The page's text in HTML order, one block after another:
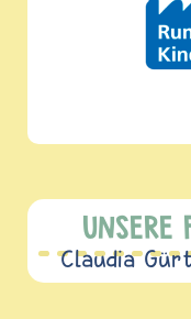
UNSERE
Claudia